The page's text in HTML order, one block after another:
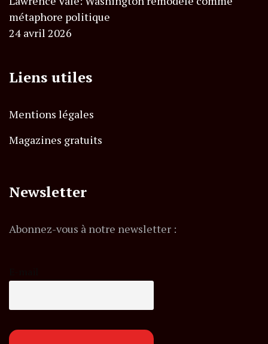
métaphore politique
24 avril 2026
Liens utiles
Mentions légales
Magazines gratuits
Newsletter
Abonnez-vous à notre newsletter :